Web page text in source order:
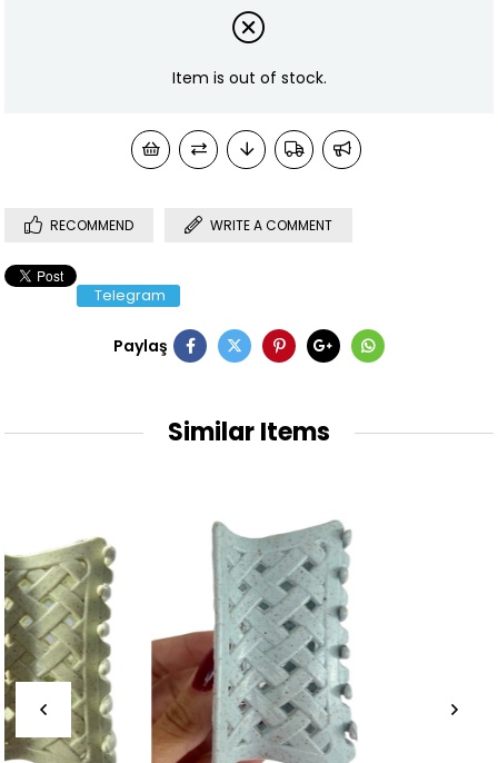
Item is out of stock.
RECOMMEND WRITE A COMMENT
Telegram
Paylaş
Similar Items